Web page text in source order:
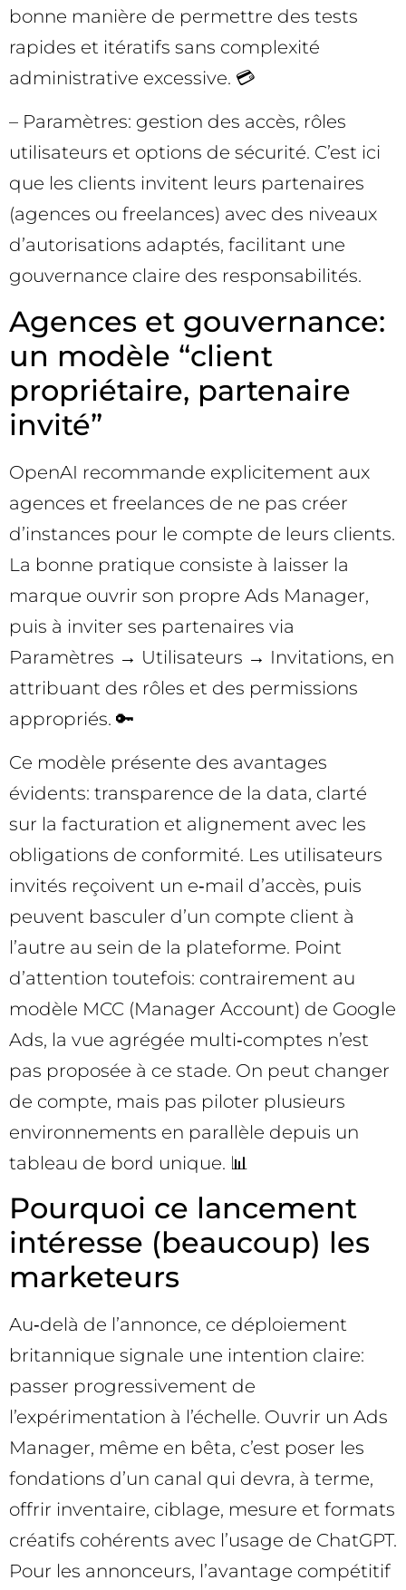
bonne manière de permettre des tests
rapides et itératifs sans complexité
administrative excessive. 💳
– Paramètres: gestion des accès, rôles
utilisateurs et options de sécurité. C’est ici
que les clients invitent leurs partenaires
(agences ou freelances) avec des niveaux
d’autorisations adaptés, facilitant une
gouvernance claire des responsabilités.
Agences et gouvernance:
un modèle “client
propriétaire, partenaire
invité”
OpenAI recommande explicitement aux
agences et freelances de ne pas créer
d’instances pour le compte de leurs clients.
La bonne pratique consiste à laisser la
marque ouvrir son propre Ads Manager,
puis à inviter ses partenaires via
Paramètres → Utilisateurs → Invitations, en
attribuant des rôles et des permissions
appropriés. 🔑
Ce modèle présente des avantages
évidents: transparence de la data, clarté
sur la facturation et alignement avec les
obligations de conformité. Les utilisateurs
invités reçoivent un e‑mail d’accès, puis
peuvent basculer d’un compte client à
l’autre au sein de la plateforme. Point
d’attention toutefois: contrairement au
modèle MCC (Manager Account) de Google
Ads, la vue agrégée multi‑comptes n’est
pas proposée à ce stade. On peut changer
de compte, mais pas piloter plusieurs
environnements en parallèle depuis un
tableau de bord unique. 📊
Pourquoi ce lancement
intéresse (beaucoup) les
marketeurs
Au‑delà de l’annonce, ce déploiement
britannique signale une intention claire:
passer progressivement de
l’expérimentation à l’échelle. Ouvrir un Ads
Manager, même en bêta, c’est poser les
fondations d’un canal qui devra, à terme,
offrir inventaire, ciblage, mesure et formats
créatifs cohérents avec l’usage de ChatGPT.
Pour les annonceurs, l’avantage compétitif